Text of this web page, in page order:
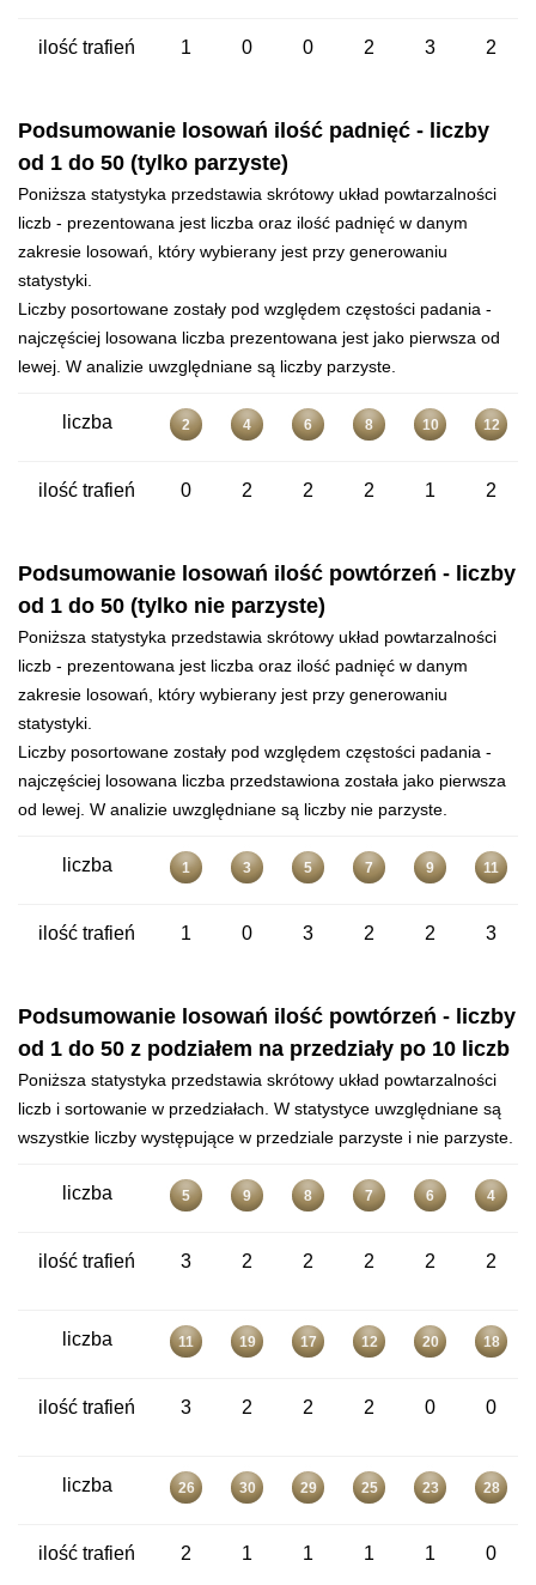
ilość trafień 1 0 0 2 3 2
Podsumowanie losowań ilość padnięć - liczby
od 1 do 50 (tylko parzyste)
Poniższa statystyka przedstawia skrótowy układ powtarzalności
liczb - prezentowana jest liczba oraz ilość padnięć w danym
zakresie losowań, który wybierany jest przy generowaniu
statystyki.
Liczby posortowane zostały pod względem częstości padania -
najczęściej losowana liczba prezentowana jest jako pierwsza od
lewej. W analizie uwzględniane są liczby parzyste.
liczba 2 4 6 8 10 12
ilość trafień 0 2 2 2 1 2
Podsumowanie losowań ilość powtórzeń - liczby
od 1 do 50 (tylko nie parzyste)
Poniższa statystyka przedstawia skrótowy układ powtarzalności
liczb - prezentowana jest liczba oraz ilość padnięć w danym
zakresie losowań, który wybierany jest przy generowaniu
statystyki.
Liczby posortowane zostały pod względem częstości padania -
najczęściej losowana liczba przedstawiona została jako pierwsza
od lewej. W analizie uwzględniane są liczby nie parzyste.
liczba 1 3 5 7 9 11
ilość trafień 1 0 3 2 2 3
Podsumowanie losowań ilość powtórzeń - liczby
od 1 do 50 z podziałem na przedziały po 10 liczb
Poniższa statystyka przedstawia skrótowy układ powtarzalności
liczb i sortowanie w przedziałach. W statystyce uwzględniane są
wszystkie liczby występujące w przedziale parzyste i nie parzyste.
liczba 5 9 8 7 6 4
ilość trafień 3 2 2 2 2 2
liczba 11 19 17 12 20 18
ilość trafień 3 2 2 2 0 0
liczba 26 30 29 25 23 28
ilość trafień 2 1 1 1 1 0